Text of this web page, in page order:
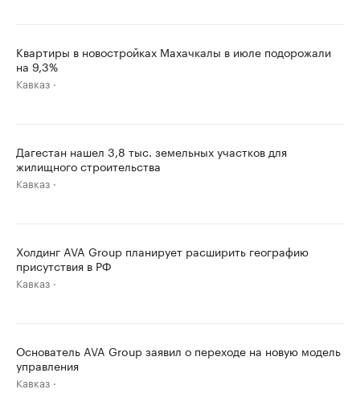
Квартиры в новостройках Махачкалы в июле подорожали
на 9,3%
Кавказ
Дагестан нашел 3,8 тыс. земельных участков для
жилищного строительства
Кавказ
Холдинг AVA Group планирует расширить географию
присутствия в РФ
Кавказ
Основатель AVA Group заявил о переходе на новую модель
управления
Кавказ